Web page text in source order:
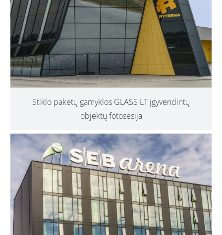
Stiklo paketų gamyklos GLASS LT įgyvendintų
objektų fotosesija